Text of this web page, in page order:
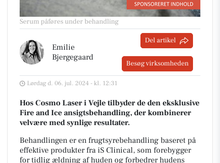
Serum påføres under behandling
Emilie
Bjergegaard
Del artikel
Besøg virksomheden
Lørdag d. 06. jul. 2024 - kl. 12:31
Hos Cosmo Laser i Vejle tilbyder de den eksklusive
Fire and Ice ansigtsbehandling, der kombinerer
velvære med synlige resultater.
Behandlingen er en frugtsyrebehandling baseret på
effektive produkter fra iS Clinical, som forebygger
for tidlig ældning af huden og forbedrer hudens